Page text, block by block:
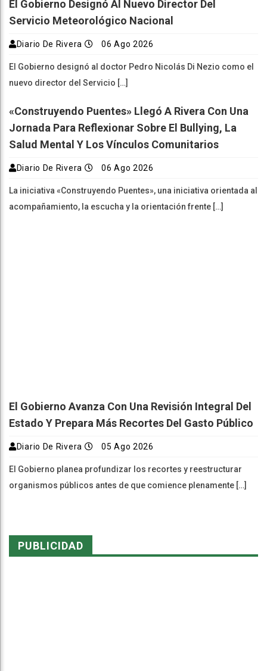
El Gobierno Designó Al Nuevo Director Del
Servicio Meteorológico Nacional
Diario De Rivera 06 Ago 2026
El Gobierno designó al doctor Pedro Nicolás Di Nezio como el
nuevo director del Servicio […]
«Construyendo Puentes» Llegó A Rivera Con Una
Jornada Para Reflexionar Sobre El Bullying, La
Salud Mental Y Los Vínculos Comunitarios
Diario De Rivera 06 Ago 2026
La iniciativa «Construyendo Puentes», una iniciativa orientada al
acompañamiento, la escucha y la orientación frente […]
El Gobierno Avanza Con Una Revisión Integral Del
Estado Y Prepara Más Recortes Del Gasto Público
Diario De Rivera 05 Ago 2026
El Gobierno planea profundizar los recortes y reestructurar
organismos públicos antes de que comience plenamente […]
PUBLICIDAD